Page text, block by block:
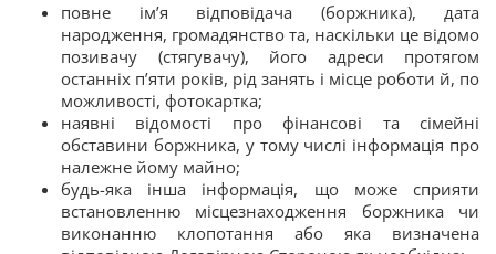
повне ім’я відповідача (боржника), дата
народження, громадянство та, наскільки це відомо
позивачу (стягувачу), його адреси протягом
останніх п’яти років, рід занять і місце роботи й, по
можливості, фотокартка;
наявні відомості про фінансові та сімейні
обставини боржника, у тому числі інформація про
належне йому майно;
будь-яка інша інформація, що може сприяти
встановленню місцезнаходження боржника чи
виконанню клопотання або яка визначена